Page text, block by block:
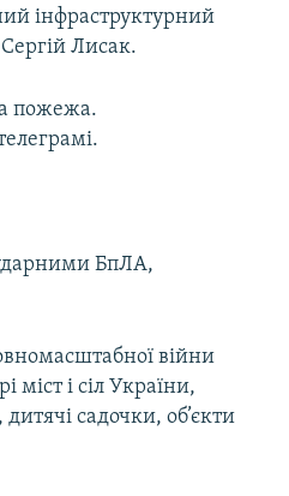
інфраструктурний
Сергій Лисак.
пожежа.
ударними БпЛА,
війни
міст і сіл України,
садочки, об’єкти